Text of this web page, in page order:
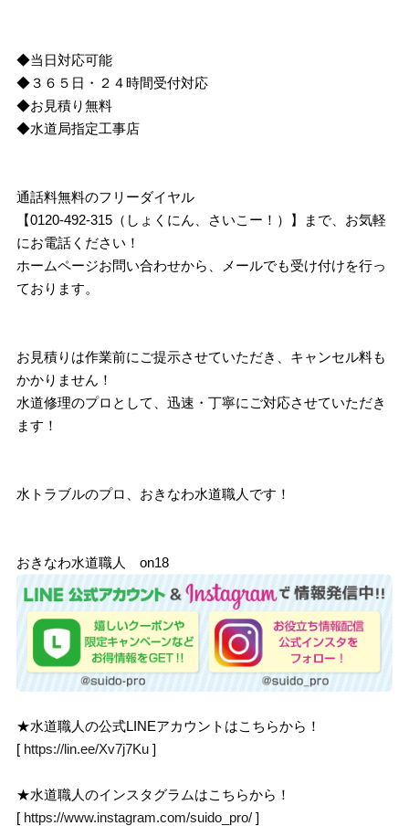
◆当日対応可能
◆３６５日・２４時間受付対応
◆お見積り無料
◆水道局指定工事店
通話料無料のフリーダイヤル
【0120-492-315（しょくにん、さいこー！）】まで、お気軽
にお電話ください！
ホームページお問い合わせから、メールでも受け付けを行っ
ております。
お見積りは作業前にご提示させていただき、キャンセル料も
かかりません！
水道修理のプロとして、迅速・丁寧にご対応させていただき
ます！
水トラブルのプロ、おきなわ水道職人です！
おきなわ水道職人 on18
★水道職人の公式LINEアカウントはこちらから！
[ https://lin.ee/Xv7j7Ku ]
★水道職人のインスタグラムはこちらから！
[ https://www.instagram.com/suido_pro/ ]